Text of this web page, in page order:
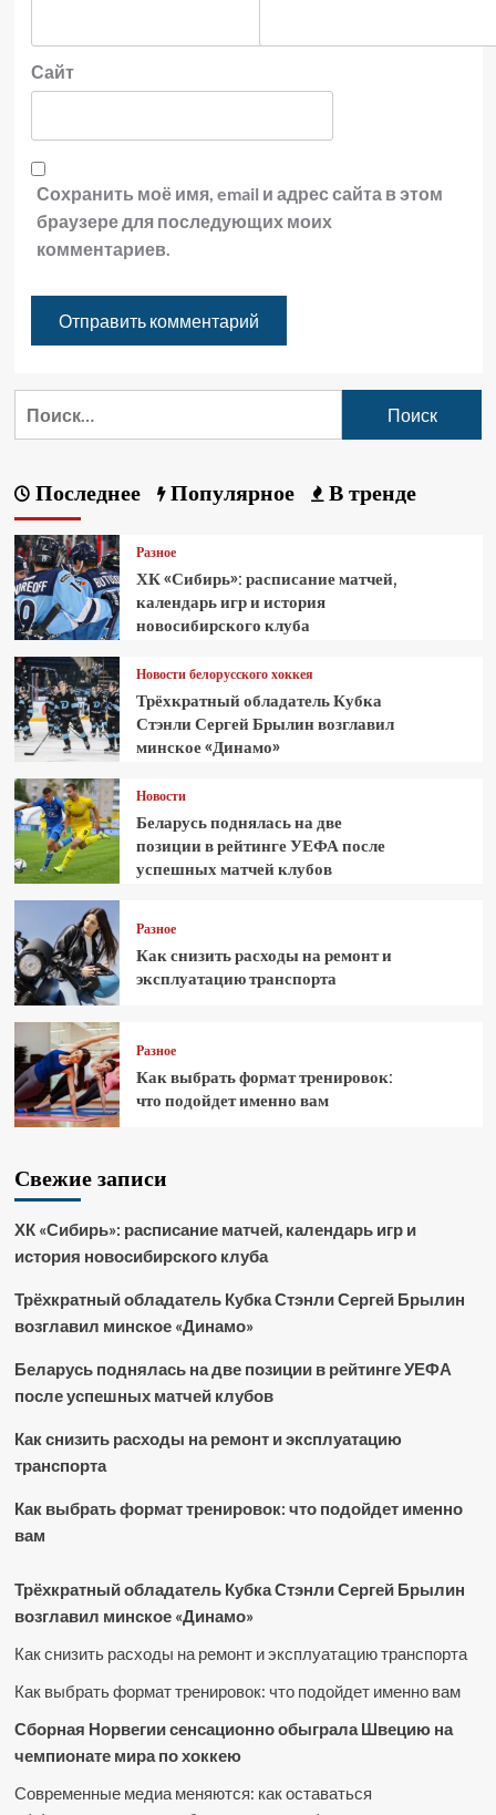
Сайт
Сохранить моё имя, email и адрес сайта в этом
браузере для последующих моих
комментариев.
Последнее Популярное В тренде
Разное
ХК «Сибирь»: расписание матчей,
календарь игр и история
новосибирского клуба
Новости белорусского хоккея
Трёхкратный обладатель Кубка
Стэнли Сергей Брылин возглавил
минское «Динамо»
Новости
Беларусь поднялась на две
позиции в рейтинге УЕФА после
успешных матчей клубов
Разное
Как снизить расходы на ремонт и
эксплуатацию транспорта
Разное
Как выбрать формат тренировок:
что подойдет именно вам
Свежие записи
ХК «Сибирь»: расписание матчей, календарь игр и
история новосибирского клуба
Трёхкратный обладатель Кубка Стэнли Сергей Брылин
возглавил минское «Динамо»
Беларусь поднялась на две позиции в рейтинге УЕФА
после успешных матчей клубов
Как снизить расходы на ремонт и эксплуатацию
транспорта
Как выбрать формат тренировок: что подойдет именно
вам
Трёхкратный обладатель Кубка Стэнли Сергей Брылин
возглавил минское «Динамо»
Как снизить расходы на ремонт и эксплуатацию транспорта
Как выбрать формат тренировок: что подойдет именно вам
Сборная Норвегии сенсационно обыграла Швецию на
чемпионате мира по хоккею
Современные медиа меняются: как оставаться